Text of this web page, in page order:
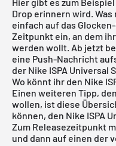
Drop erinnern wird.
einfach auf das
Zeitpunkt ein, an dem
werden wollt. Ab jetzt
eine Push-Nachricht
der Nike ISPA Universal
Wo könnt ihr den Nike
Einen weiteren Tipp,
wollen, ist diese
können, den Nike ISPA
Zum Releasezeitpunkt
und dann auf einen der